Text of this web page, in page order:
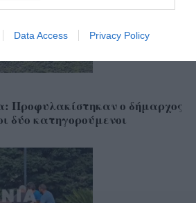
Data Access Privacy Policy
Προφυλακίστηκαν ο δήμαρχος
δύο κατηγορούμενοι